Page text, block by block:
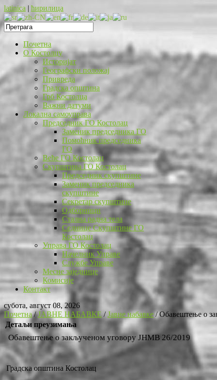
latinica | ћирилица
Почетна
O Костолцу
Историјат
Географски положај
Привреда
Градска општина
Грб Костолца
Важни датуми
Локална самоуправа
Председник ГО Костолац
Заменик председника ГО
Помоћник председника
ГО
Веће ГО Костолац
Скупштина ГО Костолац
Председник скупштине
Заменик председника
скупштине
Секретар скупштине
Одборници
Стална радна тела
Седнице Скупштине ГО
Костолац
Управа ГО Костолац
Начелник Управе
Службе Управе
Месне заједнице
Комисије
Контакт
субота, август 08, 2026
Почетна/ЈАВНЕ НАБАВКЕ/Јавне набавке/Обавештење о
Детаљи преузимања
Обавештење о закљученом уговору ЈНМВ 26/2019
Градска општина Костолац